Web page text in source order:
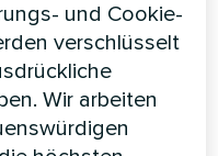
und Cookie-
verschlüsselt
Wir arbeiten